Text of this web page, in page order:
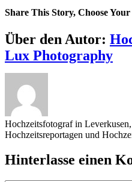
Share This Story, Choose
Sharing_facebook
Sharing_twitter
Sharing_reddit
Über den Autor:
Lux Photography
Hochzeitsfotograf in
Hochzeitsreportagen und
Hinterlasse einen